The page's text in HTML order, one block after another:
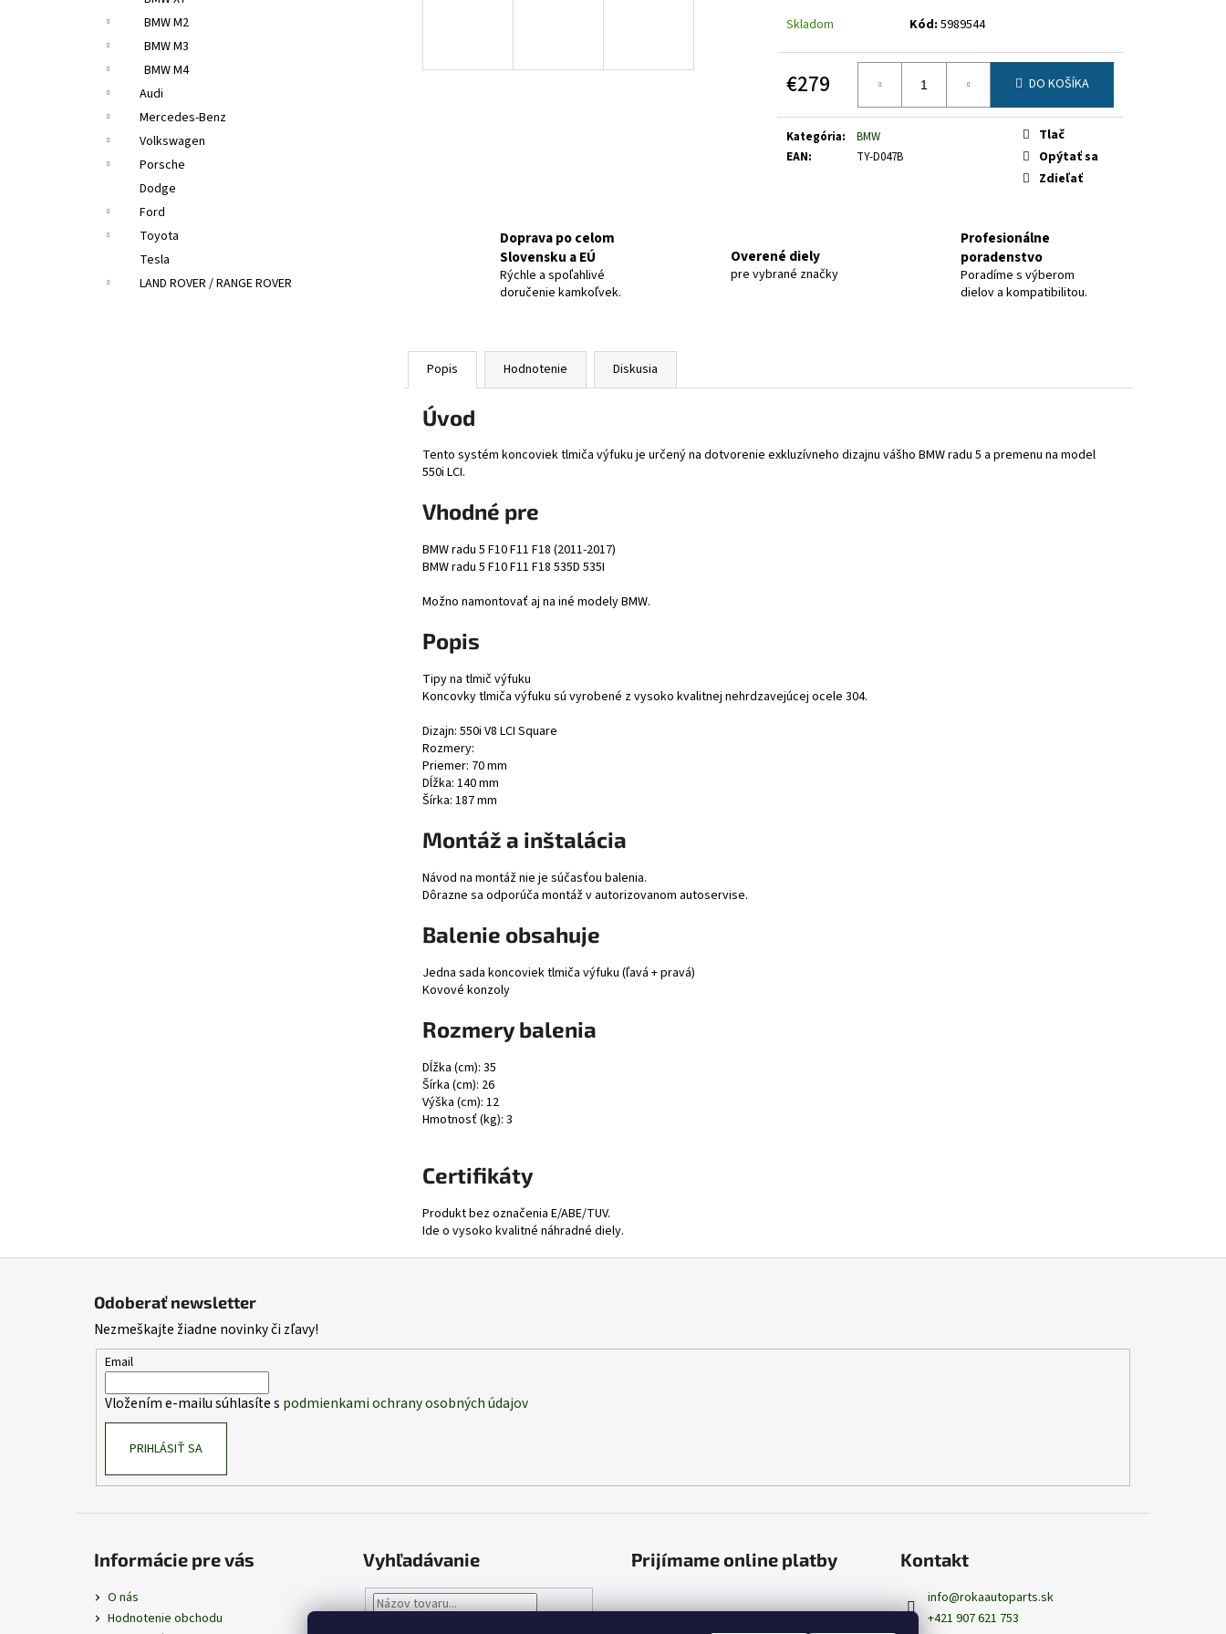
BMW M2
BMW M3
BMW M4
Audi
Mercedes-Benz
Volkswagen
Porsche
Dodge
Ford
Toyota
Tesla
LAND ROVER / RANGE ROVER
Skladom Kód: 5989544
€279
cena:
DO KOŠÍKA
Kategória:
BMW
EAN: TY-D047B
Tlač
Opýtať sa
Zdieľať
Doprava po celom
Slovensku a EÚ
Rýchle a spoľahlivé
doručenie kamkoľvek.
Overené diely
pre vybrané značky
Profesionálne
poradenstvo
Poradíme s výberom
dielov a kompatibilitou.
Popis Hodnotenie Diskusia
Úvod
Tento systém koncoviek tlmiča výfuku je určený na dotvorenie exkluzívneho dizajnu vášho BMW radu 5 a premenu na model
550i LCI.
Vhodné pre
BMW radu 5 F10 F11 F18 (2011-2017)
BMW radu 5 F10 F11 F18 535D 535I
Možno namontovať aj na iné modely BMW.
Popis
Tipy na tlmič výfuku
Koncovky tlmiča výfuku sú vyrobené z vysoko kvalitnej nehrdzavejúcej ocele 304.
Dizajn: 550i V8 LCI Square
Rozmery:
Priemer: 70 mm
Dĺžka: 140 mm
Šírka: 187 mm
Montáž a inštalácia
Návod na montáž nie je súčasťou balenia.
Dôrazne sa odporúča montáž v autorizovanom autoservise.
Balenie obsahuje
Jedna sada koncoviek tlmiča výfuku (ľavá + pravá)
Kovové konzoly
Rozmery balenia
Dĺžka (cm): 35
Šírka (cm): 26
Výška (cm): 12
Hmotnosť (kg): 3
Certifikáty
Produkt bez označenia E/ABE/TUV.
Ide o vysoko kvalitné náhradné diely.
Odoberať newsletter
Nezmeškajte žiadne novinky či zľavy!
Email
Vložením e-mailu súhlasíte s podmienkami ochrany osobných údajov
PRIHLÁSIŤ SA
Informácie pre vás
O nás
Hodnotenie obchodu
Vyhľadávanie Prijímame online platby Kontakt
info@rokaautoparts.sk
+421 907 621 753